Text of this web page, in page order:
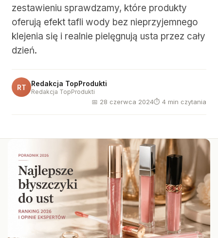
zestawieniu sprawdzamy, które produkty
oferują efekt tafli wody bez nieprzyjemnego
klejenia się i realnie pielęgnują usta przez cały
dzień.
RT Redakcja TopProdukti
Redakcja TopProdukti
📅 28 czerwca 2024⏱ 4 min czytania